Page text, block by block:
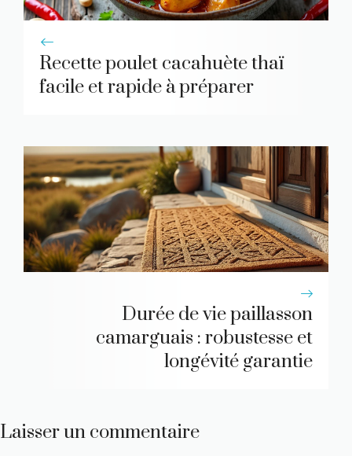
Recette poulet cacahuète thaï
facile et rapide à préparer
Durée de vie paillasson
camarguais : robustesse et
longévité garantie
Laisser un commentaire